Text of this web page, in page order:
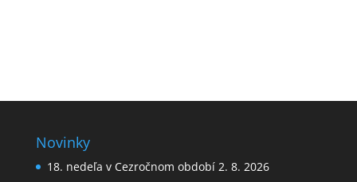
Novinky
18. nedeľa v Cezročnom období 2. 8. 2026